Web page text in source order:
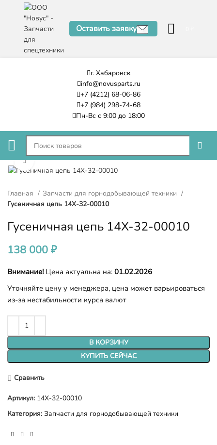
Оставить заявку
г. Хабаровск
info@novusparts.ru
+7 (4212) 68-06-86
+7 (984) 298-74-68
Пн-Вс с 9:00 до 18:00
Нажмите, чтобы увеличить
Главная
Запчасти для горнодобывающей техники
Гусеничная цепь 14X-32-00010
Гусеничная цепь 14X-32-00010
138 000 ₽
Внимание! Цена актуальна на: 01.02.2026
Уточняйте цену у менеджера, цена может варьироваться
из-за нестабильности курса валют
В КОРЗИНУ
КУПИТЬ СЕЙЧАС
Сравнить
Артикул: 14X-32-00010
Категория: Запчасти для горнодобывающей техники